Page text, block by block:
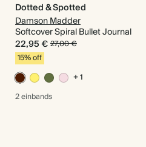
Dotted & Spotted
Damson Madder
Softcover Spiral Bullet Journal
22,95 €27,00 €
15% off
+ 1
2 einbands